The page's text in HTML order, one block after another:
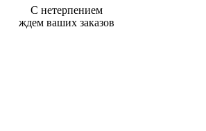
С нетерпением
ждем ваших заказов